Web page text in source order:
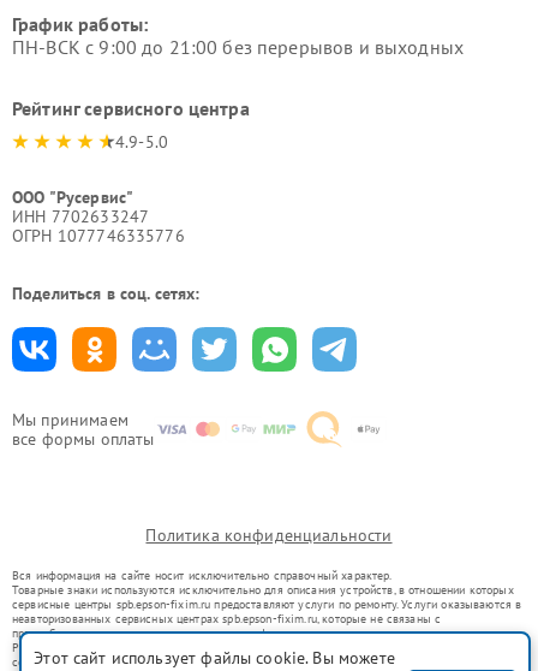
Мы принимаем
все формы оплаты
График работы:
ПН-ВСК с 9:00 до 21:00 без перерывов и выходных
Рейтинг сервисного центра
4.9-5.0
ООО "Русервис"
ИНН 7702633247
ОГРН 1077746335776
Поделиться в соц. сетях:
Политика конфиденциальности
Вся информация на сайте носит исключительно справочный характер.
Товарные знаки используются исключительно для описания устройств, в отношении которых
сервисные центры spb.epson-fixim.ru предоставляют услуги по ремонту. Услуги оказываются в
неавторизованных сервисных центрах spb.epson-fixim.ru, которые не связаны с
правообладателями товарных знаков или их официальными представителями.
Ремонт осуществляется для устройств, уже введенных в гражданский оборот в соответствии
со статьей 1487 ГК РФ.
Этот сайт использует файлы cookie. Вы можете